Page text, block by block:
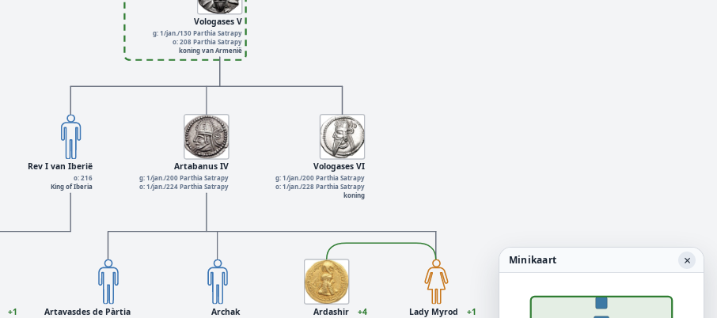
Rev I van Iberië
o: 216
King of Iberia
Vologases V
g: 1/jan./130 Parthia Satrapy
o: 208 Parthia Satrapy
koning van Armenië
Vologases VI
g: 1/jan./200 Parthia Satrapy
o: 1/jan./228 Parthia Satrapy
koning
Lady Myrod +1
+1 Ardashir +4
Artavasdes de Pàrtia
Artabanus IV
g: 1/jan./200 Parthia Satrapy
o: 1/jan./224 Parthia Satrapy
Archak
Minikaart ×